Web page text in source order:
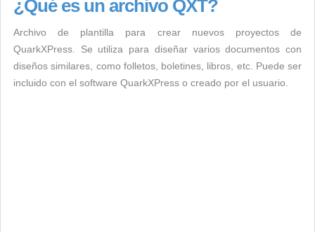
¿Qué es un archivo QXT?
Archivo de plantilla para crear nuevos proyectos de
QuarkXPress. Se utiliza para diseñar varios documentos con
diseños similares, como folletos, boletines, libros, etc. Puede ser
incluido con el software QuarkXPress o creado por el usuario.